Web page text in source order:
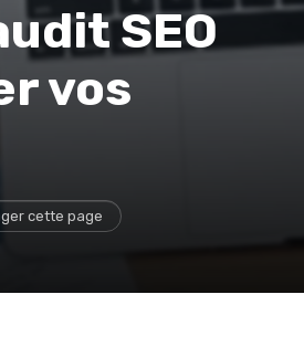
SEO
vos
cette page